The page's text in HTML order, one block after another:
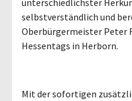
selbstverständlich und
Oberbürgermeister Peter
Hessentags in Herborn.
Mit der sofortigen